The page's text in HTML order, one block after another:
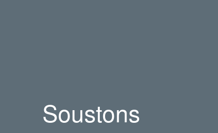
Soustons